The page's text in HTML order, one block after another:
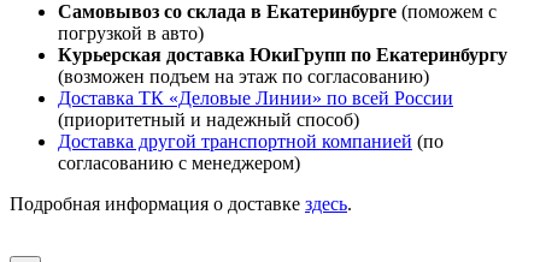
Самовывоз со склада в Екатеринбурге (поможем с
погрузкой в авто)
Курьерская доставка ЮкиГрупп по Екатеринбургу
(возможен подъем на этаж по согласованию)
Доставка ТК «Деловые Линии» по всей России
(приоритетный и надежный способ)
Доставка другой транспортной компанией (по
согласованию с менеджером)
Подробная информация о доставке здесь.